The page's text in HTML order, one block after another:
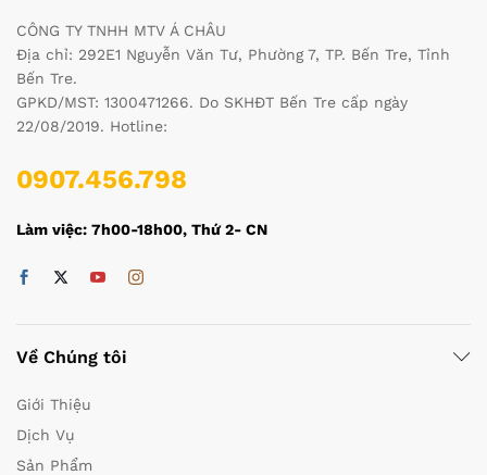
CÔNG TY TNHH MTV Á CHÂU
Địa chỉ: 292E1 Nguyễn Văn Tư, Phường 7, TP. Bến Tre, Tỉnh
Bến Tre.
GPKD/MST: 1300471266. Do SKHĐT Bến Tre cấp ngày
22/08/2019. Hotline:
0907.456.798
Làm việc: 7h00-18h00, Thứ 2- CN
Về Chúng tôi
Giới Thiệu
Dịch Vụ
Sản Phẩm